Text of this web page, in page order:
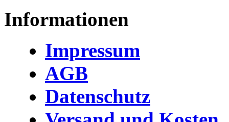
Informationen
Impressum
AGB
Datenschutz